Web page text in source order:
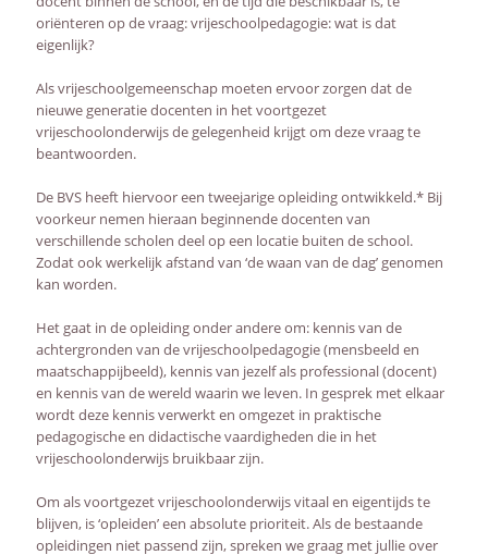
oriënteren op de vraag: vrijeschoolpedagogie: wat is dat
eigenlijk?
Als vrijeschoolgemeenschap moeten ervoor zorgen dat de
nieuwe generatie docenten in het voortgezet
vrijeschoolonderwijs de gelegenheid krijgt om deze vraag te
beantwoorden.
De BVS heeft hiervoor een tweejarige opleiding ontwikkeld.* Bij
voorkeur nemen hieraan beginnende docenten van
verschillende scholen deel op een locatie buiten de school.
Zodat ook werkelijk afstand van ‘de waan van de dag’ genomen
kan worden.
Het gaat in de opleiding onder andere om: kennis van de
achtergronden van de vrijeschoolpedagogie (mensbeeld en
maatschappijbeeld), kennis van jezelf als professional (docent)
en kennis van de wereld waarin we leven. In gesprek met elkaar
wordt deze kennis verwerkt en omgezet in praktische
pedagogische en didactische vaardigheden die in het
vrijeschoolonderwijs bruikbaar zijn.
Om als voortgezet vrijeschoolonderwijs vitaal en eigentijds te
blijven, is ‘opleiden’ een absolute prioriteit. Als de bestaande
opleidingen niet passend zijn, spreken we graag met jullie over